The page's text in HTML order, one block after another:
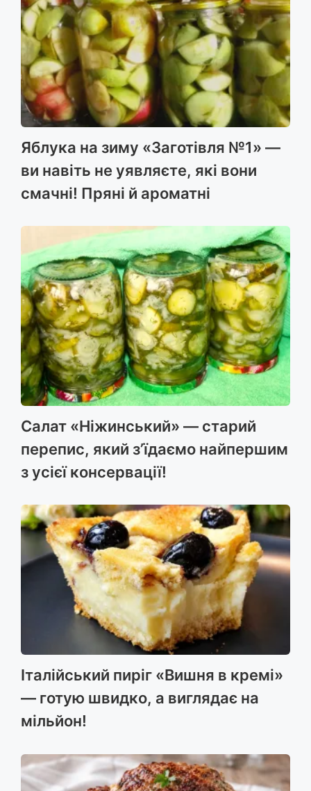
Яблука на зиму «Заготівля №1» —
ви навіть не уявляєте, які вони
смачні! Пряні й ароматні
Салат «Ніжинський» — старий
перепис, який з’їдаємо найпершим
з усієї консервації!
Італійський пиріг «Вишня в кремі»
— готую швидко, а виглядає на
мільйон!